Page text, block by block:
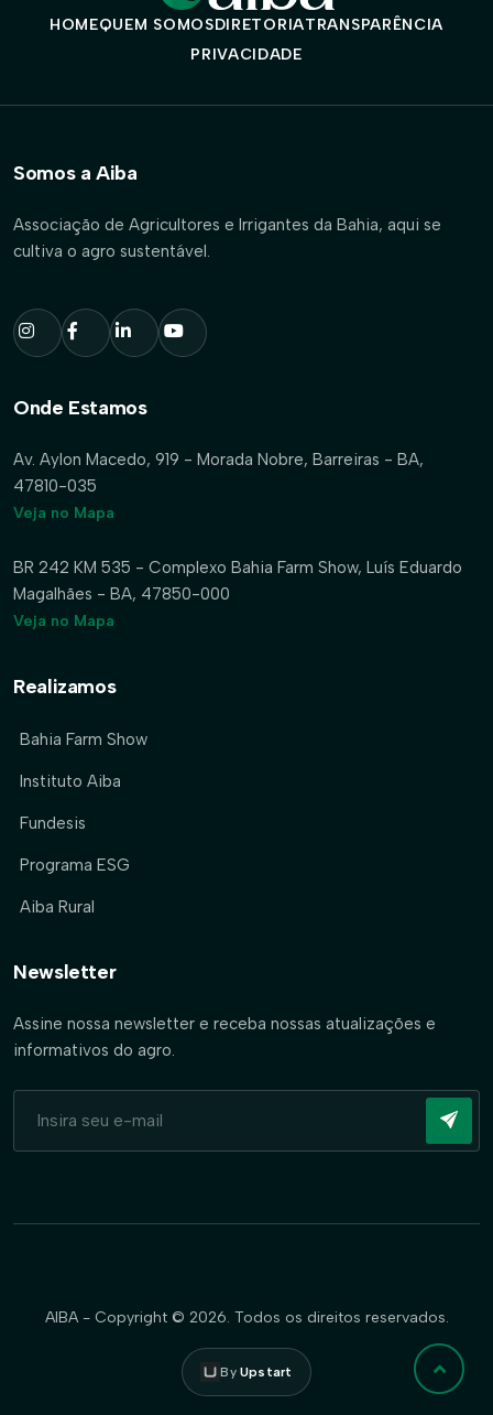
HOMEQUEM SOMOSDIRETORIATRANSPARÊNCIA
PRIVACIDADE
Somos a Aiba
Associação de Agricultores e Irrigantes da Bahia, aqui se
cultiva o agro sustentável.
Onde Estamos
Av. Aylon Macedo, 919 - Morada Nobre, Barreiras - BA,
47810-035
Veja no Mapa
BR 242 KM 535 - Complexo Bahia Farm Show, Luís Eduardo
Magalhães - BA, 47850-000
Veja no Mapa
Realizamos
Bahia Farm Show
Instituto Aiba
Fundesis
Programa ESG
Aiba Rural
Newsletter
Assine nossa newsletter e receba nossas atualizações e
informativos do agro.
AIBA - Copyright © 2026. Todos os direitos reservados.
ByUpstart